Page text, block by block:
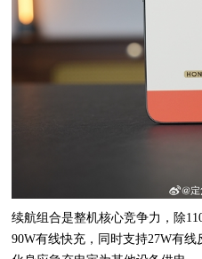
续航组合是整机核心竞争力，除
90W有线快充，同时支持27W有